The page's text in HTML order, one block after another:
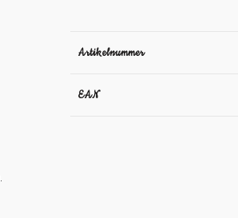
Artikelnummer
EAN